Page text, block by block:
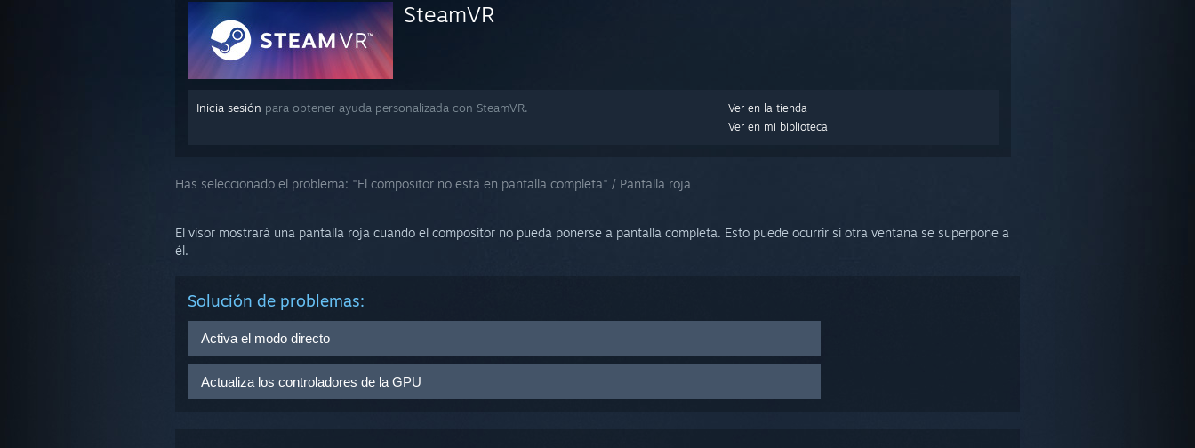
SteamVR
Ver en la tienda
Ver en mi biblioteca
Inicia sesión para obtener ayuda personalizada con SteamVR.
Has seleccionado el problema: "El compositor no está en pantalla completa" / Pantalla roja
El visor mostrará una pantalla roja cuando el compositor no pueda ponerse a pantalla completa. Esto puede ocurrir si otra ventana se superpone a
él.
Solución de problemas:
Activa el modo directo
Actualiza los controladores de la GPU